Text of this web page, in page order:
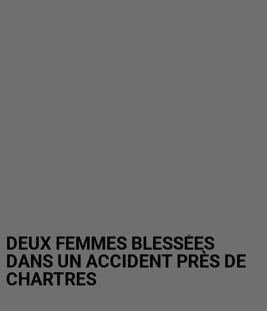
DEUX FEMMES BLESSÉES
DANS UN ACCIDENT PRÈS DE
CHARTRES